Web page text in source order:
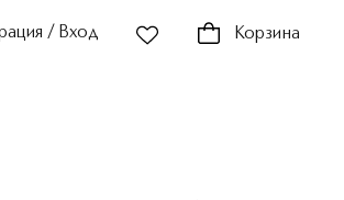
/ Вход Корзина